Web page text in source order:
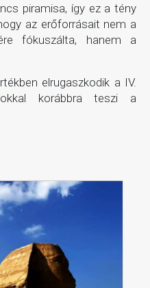
piramisa, így ez a tény
az erőforrásait nem a
fókuszálta, hanem a
elrugaszkodik a IV.
korábbra teszi a